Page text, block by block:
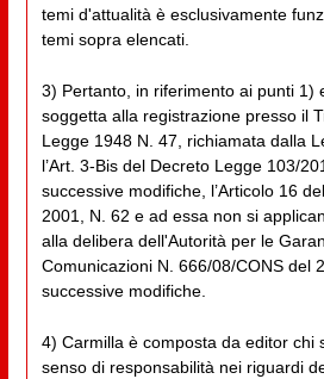
temi d'attualità è esclusivamente
temi sopra elencati.
3) Pertanto, in riferimento ai punti 1)
soggetta alla registrazione presso il
Legge 1948 N. 47, richiamata dalla
l’Art. 3-Bis del Decreto Legge 103/
successive modifiche, l’Articolo 16
2001, N. 62 e ad essa non si
alla delibera dell'Autorità per le
Comunicazioni N. 666/08/CONS del
successive modifiche.
4) Carmilla è composta da editor chi
senso di responsabilità nei riguardi